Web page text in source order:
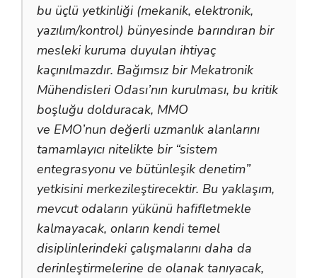
bu üçlü yetkinliği (mekanik, elektronik,
yazılım/kontrol) bünyesinde barındıran bir
mesleki kuruma duyulan ihtiyaç
kaçınılmazdır. Bağımsız bir Mekatronik
Mühendisleri Odası’nın kurulması, bu kritik
boşluğu dolduracak, MMO
ve EMO’nun değerli uzmanlık alanlarını
tamamlayıcı nitelikte bir “sistem
entegrasyonu ve bütünleşik denetim”
yetkisini merkezileştirecektir. Bu yaklaşım,
mevcut odaların yükünü hafifletmekle
kalmayacak, onların kendi temel
disiplinlerindeki çalışmalarını daha da
derinleştirmelerine de olanak tanıyacak,